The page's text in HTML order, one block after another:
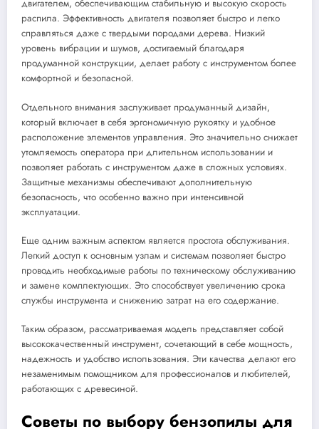
двигателем, обеспечивающим стабильную и высокую скорость
распила. Эффективность двигателя позволяет быстро и легко
справляться даже с твердыми породами дерева. Низкий
уровень вибрации и шумов, достигаемый благодаря
продуманной конструкции, делает работу с инструментом более
комфортной и безопасной.
Отдельного внимания заслуживает продуманный дизайн,
который включает в себя эргономичную рукоятку и удобное
расположение элементов управления. Это значительно снижает
утомляемость оператора при длительном использовании и
позволяет работать с инструментом даже в сложных условиях.
Защитные механизмы обеспечивают дополнительную
безопасность, что особенно важно при интенсивной
эксплуатации.
Еще одним важным аспектом является простота обслуживания.
Легкий доступ к основным узлам и системам позволяет быстро
проводить необходимые работы по техническому обслуживанию
и замене комплектующих. Это способствует увеличению срока
службы инструмента и снижению затрат на его содержание.
Таким образом, рассматриваемая модель представляет собой
высококачественный инструмент, сочетающий в себе мощность,
надежность и удобство использования. Эти качества делают его
незаменимым помощником для профессионалов и любителей,
работающих с древесиной.
Советы по выбору бензопилы для